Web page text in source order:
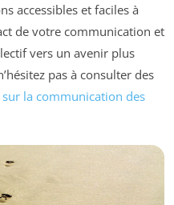
accessibles et faciles à
de votre communication et
vers un avenir plus
pas à consulter des
sur la communication des